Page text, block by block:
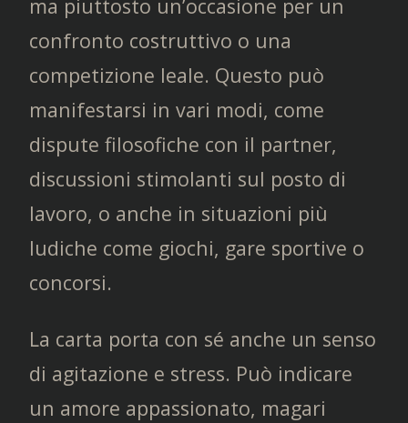
ma piuttosto un’occasione per un
confronto costruttivo o una
competizione leale. Questo può
manifestarsi in vari modi, come
dispute filosofiche con il partner,
discussioni stimolanti sul posto di
lavoro, o anche in situazioni più
ludiche come giochi, gare sportive o
concorsi.
La carta porta con sé anche un senso
di agitazione e stress. Può indicare
un amore appassionato, magari